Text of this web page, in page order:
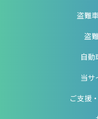
盗難
盗
自動
当サ
ご支援